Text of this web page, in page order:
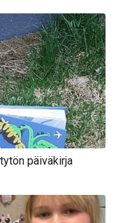
päiväkirja